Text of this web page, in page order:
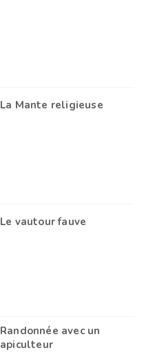
La Mante religieuse
Le vautour fauve
Randonnée avec un
apiculteur